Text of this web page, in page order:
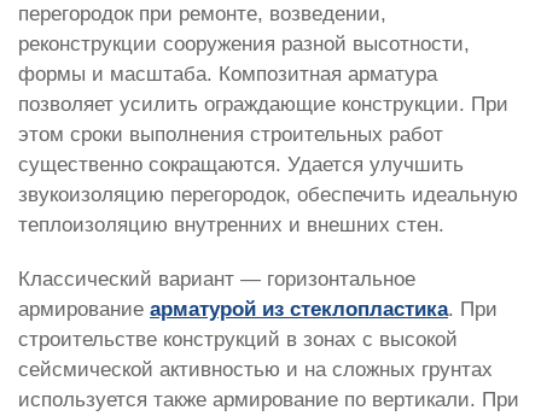
перегородок при ремонте, возведении,
реконструкции сооружения разной высотности,
формы и масштаба. Композитная арматура
позволяет усилить ограждающие конструкции. При
этом сроки выполнения строительных работ
существенно сокращаются. Удается улучшить
звукоизоляцию перегородок, обеспечить идеальную
теплоизоляцию внутренних и внешних стен.
Классический вариант — горизонтальное
армирование арматурой из стеклопластика. При
строительстве конструкций в зонах с высокой
сейсмической активностью и на сложных грунтах
используется также армирование по вертикали. При